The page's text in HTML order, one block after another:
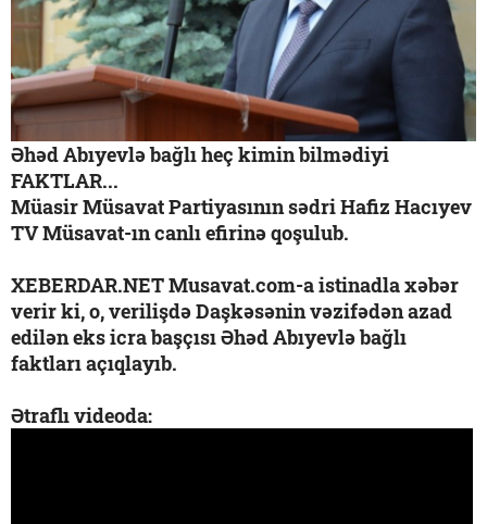
Əhəd Abıyevlə bağlı heç kimin bilmədiyi
FAKTLAR...
Müasir Müsavat Partiyasının sədri Hafiz Hacıyev
TV Müsavat-ın canlı efirinə qoşulub.
XEBERDAR.NET Musavat.com-a istinadla xəbər
verir ki, o, verilişdə Daşkəsənin vəzifədən azad
edilən eks icra başçısı Əhəd Abıyevlə bağlı
faktları açıqlayıb.
Ətraflı videoda: